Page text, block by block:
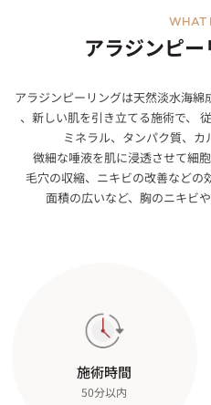
アラジンピ
WHAT
アラジンピーリングは天然淡水海
、新しい肌を引き立てる施術で、
ミネラル、タンパク質、カ
微細な唾液を肌に浸透させて細
毛穴の収縮、ニキビの改善などの
面積の広いなど、胸のニキビ
施術時間
50分以内